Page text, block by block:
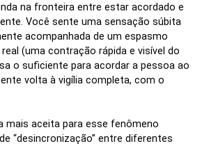
na fronteira entre estar acordado e
Você sente uma sensação súbita
acompanhada de um espasmo
(uma contração rápida e visível do
o suficiente para acordar a pessoa ao
volta à vigília completa, com o
mais aceita para esse fenômeno
“desincronização” entre diferentes